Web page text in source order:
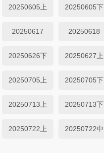
20250605上 20250605下
20250617 20250618
20250626下 20250627上
20250705上 20250705下
20250713上 20250713下
20250722上 20250722中